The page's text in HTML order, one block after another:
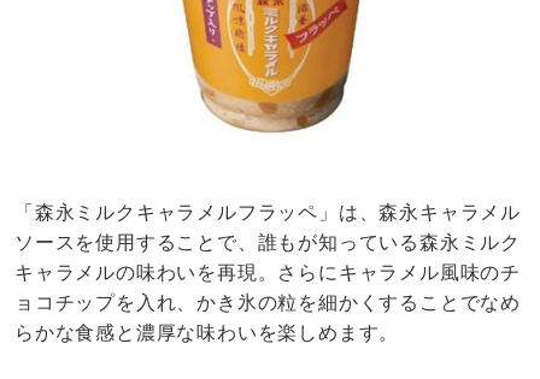
「森永ミルクキャラメルフラッペ」は、森永キャラメル
ソースを使用することで、誰もが知っている森永ミルク
キャラメルの味わいを再現。さらにキャラメル風味のチ
ョコチップを入れ、かき氷の粒を細かくすることでなめ
らかな食感と濃厚な味わいを楽しめます。